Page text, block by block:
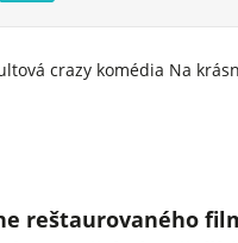
crazy komédia Na
reštaurovaného